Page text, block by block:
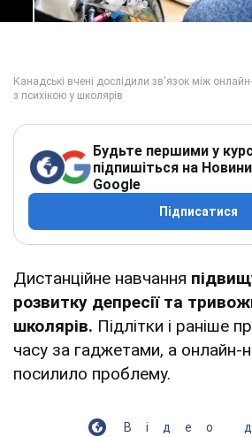
Будьте першими у
підпишіться на
Google
Підписатися
Дистанційне навчання
розвитку депресії та
школярів. Підлітки і раніше
часу за гаджетами, а онлайн-
посилило проблему.
Відео